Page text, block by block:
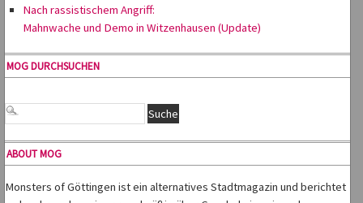
Nach rassistischem Angriff:
Mahnwache und Demo in Witzenhausen (Update)
MOG DURCHSUCHEN
ABOUT MOG
Monsters of Göttingen ist ein alternatives Stadtmagazin und berichtet